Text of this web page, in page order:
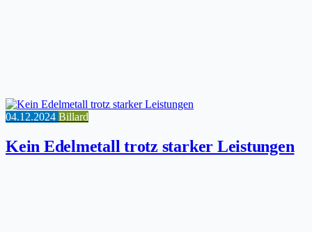
04.12.2024 Billard
Kein Edelmetall trotz starker Leistungen